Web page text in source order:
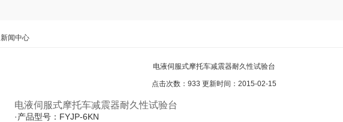
新闻中心
电液伺服式摩托车减震器耐久性试验台
点击次数：933 更新时间：2015-02-15
电液伺服式摩托车减震器耐久性试验台
·产品型号：FYJP-6KN